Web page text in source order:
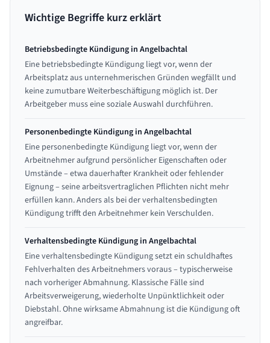
Wichtige Begriffe kurz erklärt
Betriebsbedingte Kündigung in Angelbachtal
Eine betriebsbedingte Kündigung liegt vor, wenn der
Arbeitsplatz aus unternehmerischen Gründen wegfällt und
keine zumutbare Weiterbeschäftigung möglich ist. Der
Arbeitgeber muss eine soziale Auswahl durchführen.
Personenbedingte Kündigung in Angelbachtal
Eine personenbedingte Kündigung liegt vor, wenn der
Arbeitnehmer aufgrund persönlicher Eigenschaften oder
Umstände – etwa dauerhafter Krankheit oder fehlender
Eignung – seine arbeitsvertraglichen Pflichten nicht mehr
erfüllen kann. Anders als bei der verhaltensbedingten
Kündigung trifft den Arbeitnehmer kein Verschulden.
Verhaltensbedingte Kündigung in Angelbachtal
Eine verhaltensbedingte Kündigung setzt ein schuldhaftes
Fehlverhalten des Arbeitnehmers voraus – typischerweise
nach vorheriger Abmahnung. Klassische Fälle sind
Arbeitsverweigerung, wiederholte Unpünktlichkeit oder
Diebstahl. Ohne wirksame Abmahnung ist die Kündigung oft
angreifbar.